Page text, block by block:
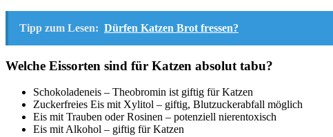
Tipp zum Lesen: Dürfen Katzen Brot fressen?
Welche Eissorten sind für Katzen absolut tabu?
Schokoladeneis – Theobromin ist giftig für Katzen
Zuckerfreies Eis mit Xylitol – giftig, Blutzuckerabfall möglich
Eis mit Trauben oder Rosinen – potenziell nierentoxisch
Eis mit Alkohol – giftig für Katzen